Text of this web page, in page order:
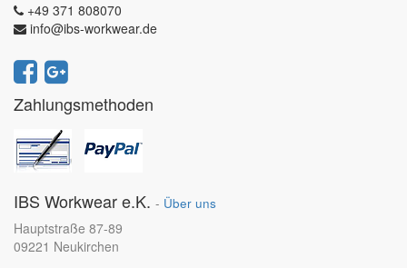
+49 371 808070
info@ibs-workwear.de
Zahlungsmethoden
IBS Workwear e.K. - Über uns
Hauptstraße 87-89
09221 Neukirchen